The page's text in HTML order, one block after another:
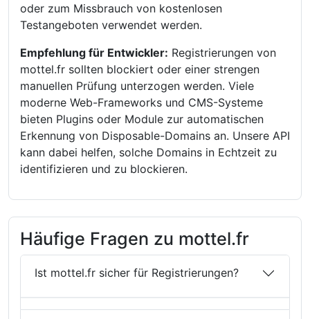
oder zum Missbrauch von kostenlosen
Testangeboten verwendet werden.
Empfehlung für Entwickler: Registrierungen von
mottel.fr sollten blockiert oder einer strengen
manuellen Prüfung unterzogen werden. Viele
moderne Web-Frameworks und CMS-Systeme
bieten Plugins oder Module zur automatischen
Erkennung von Disposable-Domains an. Unsere API
kann dabei helfen, solche Domains in Echtzeit zu
identifizieren und zu blockieren.
Häufige Fragen zu mottel.fr
Ist mottel.fr sicher für Registrierungen?